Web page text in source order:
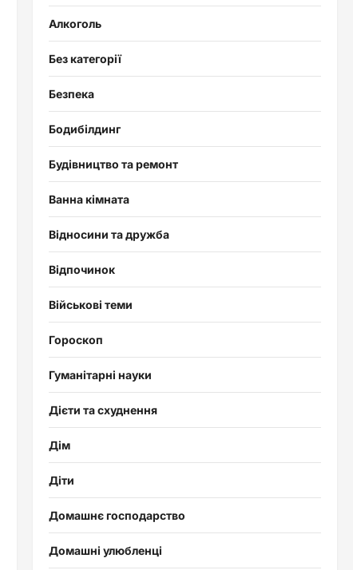
Алкоголь
Без категорії
Безпека
Бодибілдинг
Будівництво та ремонт
Ванна кімната
Відносини та дружба
Відпочинок
Військові теми
Гороскоп
Гуманітарні науки
Дієти та схуднення
Дім
Діти
Домашнє господарство
Домашні улюбленці